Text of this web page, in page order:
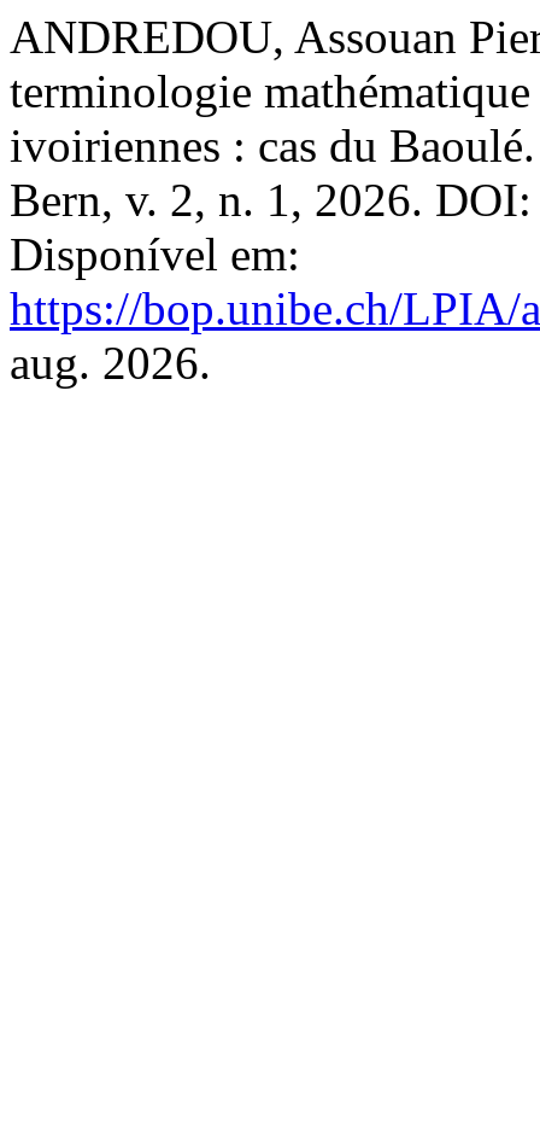
ANDREDOU, Assouan
terminologie mathématique
ivoiriennes : cas du
Bern, v. 2, n. 1, 2026.
Disponível em:
https://bop.unibe.ch/LPIA/
aug. 2026.